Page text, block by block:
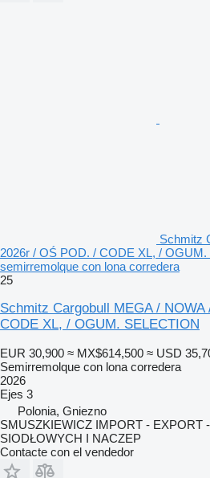
Schmitz
2026r / OŚ POD. / CODE XL, /
semirremolque con lona corredera
25
Schmitz Cargobull MEGA /
CODE XL, / OGUM. SELECTION
EUR 30,900 ≈ MX$614,500 ≈ USD
Semirremolque con lona corredera
2026
Ejes 3
Polonia, Gniezno
SMUSZKIEWICZ IMPORT - EXPORT
SIODŁOWYCH I NACZEP
Contacte con el vendedor